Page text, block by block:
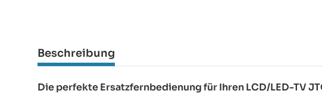
Beschreibung
Die perfekte Ersatzfernbedienung für Ihren LCD/LED-TV